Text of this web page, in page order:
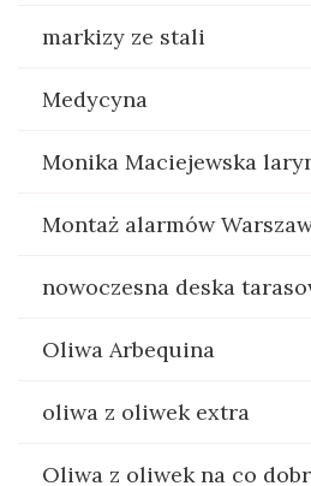
markizy ze stali
Medycyna
Monika Maciejewska
Montaż alarmów
nowoczesna deska
Oliwa Arbequina
oliwa z oliwek extra
Oliwa z oliwek na co